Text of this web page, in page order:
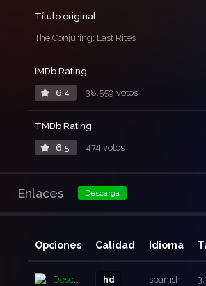
Título original
The Conjuring: Last Rites
IMDb Rating
6.4 38,559 votos
TMDb Rating
6.5 474 votos
Enlaces Descarga
Opciones Calidad Idioma
Descarga hd spanish